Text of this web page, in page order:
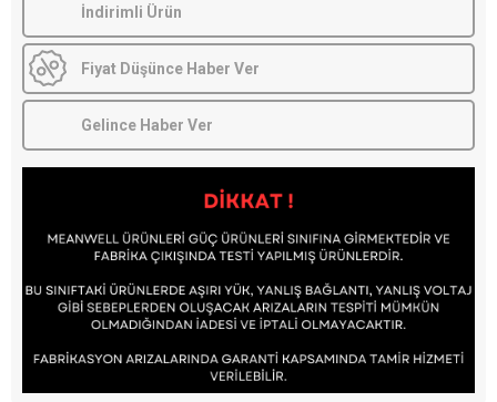
İndirimli Ürün
Fiyat Düşünce Haber Ver
Gelince Haber Ver